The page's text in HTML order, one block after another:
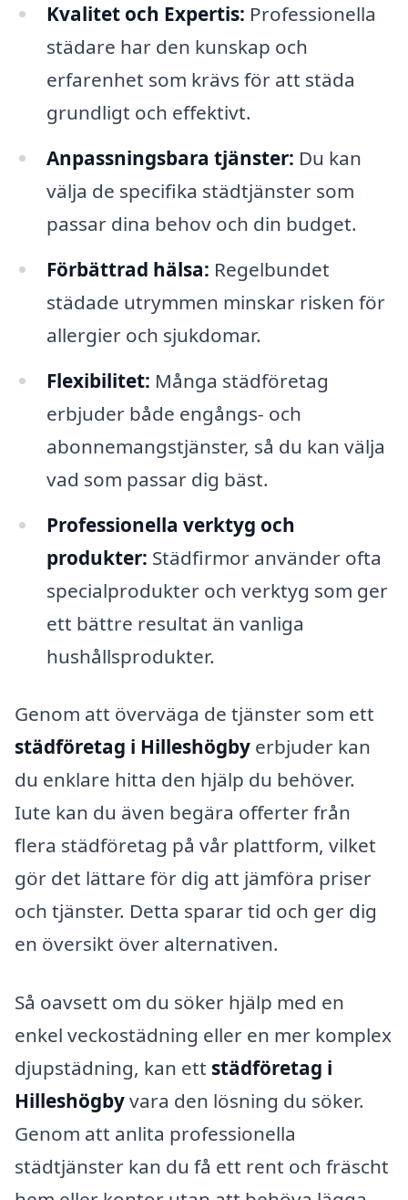
Kvalitet och Expertis: Professionella
städare har den kunskap och
erfarenhet som krävs för att städa
grundligt och effektivt.
Anpassningsbara tjänster: Du kan
välja de specifika städtjänster som
passar dina behov och din budget.
Förbättrad hälsa: Regelbundet
städade utrymmen minskar risken för
allergier och sjukdomar.
Flexibilitet: Många städföretag
erbjuder både engångs- och
abonnemangstjänster, så du kan välja
vad som passar dig bäst.
Professionella verktyg och
produkter: Städfirmor använder ofta
specialprodukter och verktyg som ger
ett bättre resultat än vanliga
hushållsprodukter.
Genom att överväga de tjänster som ett
städföretag i Hilleshögby erbjuder kan
du enklare hitta den hjälp du behöver.
Iute kan du även begära offerter från
flera städföretag på vår plattform, vilket
gör det lättare för dig att jämföra priser
och tjänster. Detta sparar tid och ger dig
en översikt över alternativen.
Så oavsett om du söker hjälp med en
enkel veckostädning eller en mer komplex
djupstädning, kan ett städföretag i
Hilleshögbyvara den lösning du söker.
Genom att anlita professionella
städtjänster kan du få ett rent och fräscht